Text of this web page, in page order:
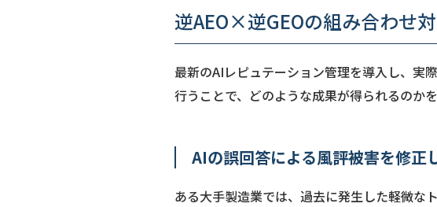
逆AEO×逆GEOの組み合わせ
最新のAIレピュテーション管理を導入し、実
行うことで、どのような成果が得られるのか
AIの誤回答による風評被害を修正
ある大手製造業では、過去に発生した軽微な